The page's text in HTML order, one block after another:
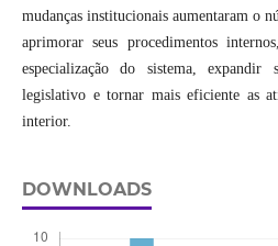
mudanças institucionais aumentaram o
aprimorar seus procedimentos
especialização do sistema, expandir
legislativo e tornar mais eficiente as
interior.
DOWNLOADS